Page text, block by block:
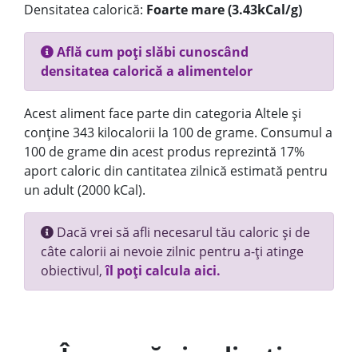
Densitatea calorică: Foarte mare (3.43kCal/g)
Află cum poți slăbi cunoscând
densitatea calorică a alimentelor
Acest aliment face parte din categoria Altele și
conține 343 kilocalorii la 100 de grame. Consumul a
100 de grame din acest produs reprezintă 17%
aport caloric din cantitatea zilnică estimată pentru
un adult (2000 kCal).
Dacă vrei să afli necesarul tău caloric și de
câte calorii ai nevoie zilnic pentru a-ți atinge
obiectivul,îl poți calcula aici.